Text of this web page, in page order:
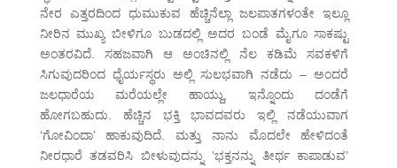
ನೇರ ಎತ್ತರದಿಂದ ಧುಮುಕುವ ಹೆಚ್ಚಿನೆಲ್ಲಾ ಜಲಪಾತಗಳಂತೇ ಇಲ್ಲೂ
ನೀರಿನ ಮುಖ್ಯ ಬೀಳಿಗೂ ಬುಡದಲ್ಲಿ ಅದರ ಬಂಡೆ ಮೈಗೂ ಸಾಕಷ್ಟು
ಅಂತರವಿದೆ. ಸಹಜವಾಗಿ ಆ ಅಂಚಿನಲ್ಲಿ ನೆಲ ಕಡಿಮೆ ಸವಕಳಿಗೆ
ಸಿಗುವುದರಿಂದ ಧೈರ್ಯಸ್ಥರು ಅಲ್ಲಿ ಸುಲಭವಾಗಿ ನಡೆದು – ಅಂದರೆ
ಜಲಧಾರೆಯ ಮರೆಯಲ್ಲೇ ಹಾಯ್ದು, ಇನ್ನೊಂದು ದಂಡೆಗೆ
ಹೋಗಬಹುದು. ಹೆಚ್ಚಿನ ಭಕ್ತಿ ಭಾವದವರು ಇಲ್ಲಿ ನಡೆಯುವಾಗ
‘ಗೋವಿಂದಾ’ ಹಾಕುವುದಿದೆ. ಮತ್ತು ನಾನು ಮೊದಲೇ ಹೇಳಿದಂತೆ
ನೀರಧಾರೆ ತಡವರಿಸಿ ಬೀಳುವುದನ್ನು ‘ಭಕ್ತನನ್ನು ತೀರ್ಥ ಕಾಪಾಡುವ’